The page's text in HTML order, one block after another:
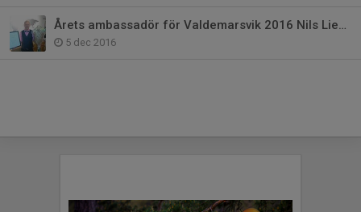
Årets ambassadör för Valdemarsvik 2016 Nils Liedholm Cup
5 dec 2016